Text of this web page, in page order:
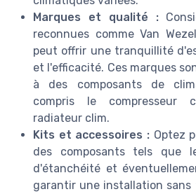
Marques et qualité :
reconnues comme Van
peut offrir une tranquillité
et l'efficacité. Ces marques
à des composants de
compris le compresseur
radiateur clim.
Kits et accessoires : Optez
des composants tels que
d'étanchéité et
garantir une installation